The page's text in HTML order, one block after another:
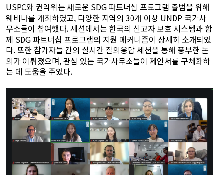
USPC와 권익위는 새로운 SDG 파트너십 프로그램 출범을 위해
웨비나를 개최하였고, 다양한 지역의 30개 이상 UNDP 국가사
무소들이 참여했다. 세션에서는 한국의 신고자 보호 시스템과 함
께 SDG 파트너십 프로그램의 지원 메커니즘이 상세히 소개되었
다. 또한 참가자들 간의 실시간 질의응답 세션을 통해 풍부한 논
의가 이뤄졌으며, 관심 있는 국가사무소들이 제안서를 구체화하
는 데 도움을 주었다.